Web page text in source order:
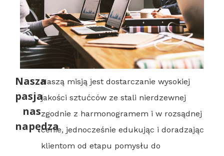
Nasza
pasja
nas
napędza
Naszą misją jest dostarczanie wysokiej
jakości sztućców ze stali nierdzewnej
zgodnie z harmonogramem i w rozsądnej
cenie, jednocześnie edukując i doradzając
klientom od etapu pomysłu do